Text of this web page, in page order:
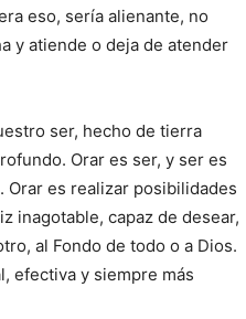
eso, sería alienante, no
y atiende o deja de atender
ser, hecho de tierra
Orar es ser, y ser es
es realizar posibilidades
inagotable, capaz de desear,
al Fondo de todo o a Dios.
efectiva y siempre más